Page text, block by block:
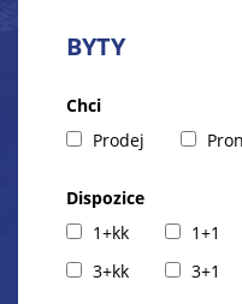
BYTY
Chci
Prodej
Dispozice
1+kk
1+1
3+kk
3+1